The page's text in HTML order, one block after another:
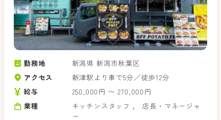
勤務地
新潟県 新潟市秋葉区
アクセス
新津駅より車で5分／徒歩12分
給与
250,000円 〜 270,000円
業種
キッチンスタッフ ，
店長・マネージャ
ー